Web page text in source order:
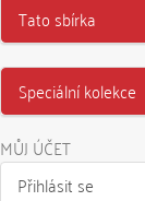
Tato sbírka
Speciální kolekce
MŮJ ÚČET
Přihlásit se